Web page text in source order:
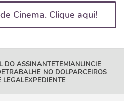
Cinema. Clique aqui!
DO ASSINANTETEM!ANUNCIE
TRABALHE NO DOLPARCEIROS
LEGALEXPEDIENTE